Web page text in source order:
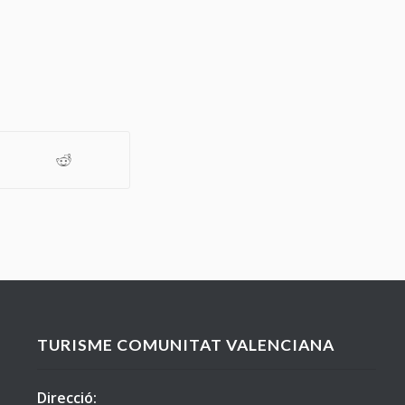
TURISME COMUNITAT VALENCIANA
Direcció: